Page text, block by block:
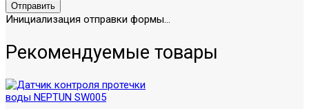
Отправить
Инициализация отправки формы...
Рекомендуемые товары